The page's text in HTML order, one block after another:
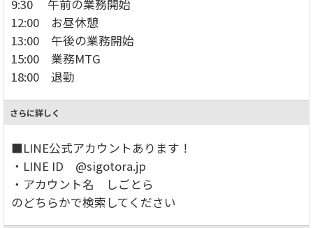
9:30 午前の業務開始
12:00 お昼休憩
13:00 午後の業務開始
15:00 業務MTG
18:00 退勤
さらに詳しく
■LINE公式アカウントあります！
・LINE ID @sigotora.jp
・アカウント名 しごとら
のどちらかで検索してください